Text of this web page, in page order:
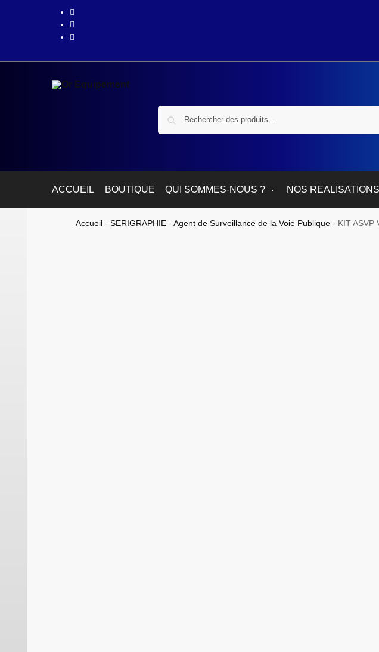
ACCUEIL BOUTIQUE QUI SOMMES-NOUS ? NOS REALISATIONS
Accueil -SERIGRAPHIE -Agent de Surveillance de la Voie Publique - KIT ASVP